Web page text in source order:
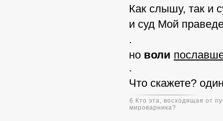
Как слышу, так и
и суд Мой
.
но воли
.
Что скажете?
6 Кто эта, восходящая от
мироварника?